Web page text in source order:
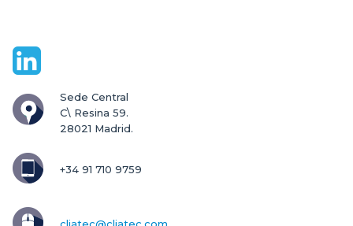
Sede Central
C\ Resina 59.
28021 Madrid.
+34 91 710 9759
cliatec@cliatec.com